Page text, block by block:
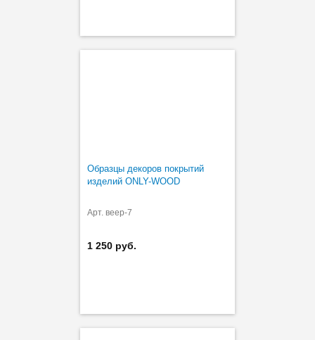
Образцы декоров покрытий
изделий ONLY-WOOD
Арт. веер-7
1 250 руб.